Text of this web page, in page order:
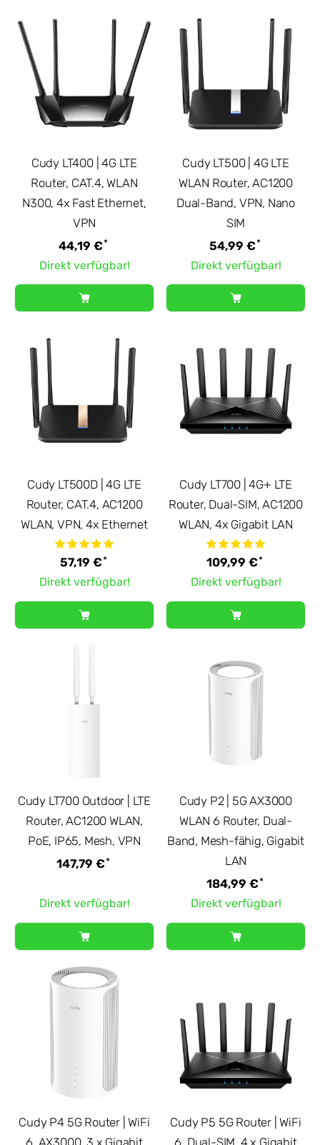
Cudy LT400 | 4G LTE
Router, CAT.4, WLAN
N300, 4x Fast Ethernet,
VPN
44,19 €*
Direkt verfügbar!
Cudy LT500 | 4G LTE
WLAN Router, AC1200
Dual-Band, VPN, Nano
SIM
54,99 €*
Direkt verfügbar!
Cudy LT500D | 4G LTE
Router, CAT.4, AC1200
WLAN, VPN, 4x Ethernet
57,19 €*
Direkt verfügbar!
Cudy LT700 | 4G+ LTE
Router, Dual-SIM, AC1200
WLAN, 4x Gigabit LAN
109,99 €*
Direkt verfügbar!
Cudy LT700 Outdoor | LTE
Router, AC1200 WLAN,
PoE, IP65, Mesh, VPN
147,79 €*
Direkt verfügbar!
Cudy P2 | 5G AX3000
WLAN 6 Router, Dual-
Band, Mesh-fähig, Gigabit
LAN
184,99 €*
Direkt verfügbar!
Cudy P4 5G Router | WiFi
Cudy P5 5G Router | WiFi